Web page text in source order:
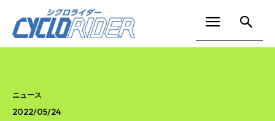
ニュース
2022/05/24